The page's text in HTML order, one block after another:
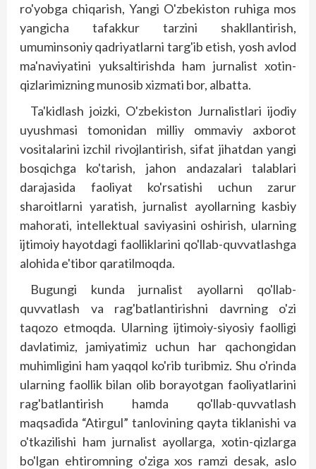
ro'yobga chiqarish, Yangi O'zbekiston ruhiga mos
yangicha tafakkur tarzini shakllantirish,
umuminsoniy qad­riyatlarni targ'ib etish, yosh avlod
ma'naviyatini yuksaltirishda ham jurnalist xotin-
qizlarimizning munosib xizmati bor, albatta.
Ta'kidlash joizki, O'zbekis­ton Jurnalistlari ijodiy
uyushmasi tomonidan milliy ommaviy axborot
vositalarini izchil rivoj­lantirish, sifat jihatdan yangi
bosqichga ko'tarish, jahon andazalari talablari
darajasida faoliyat ko'rsatishi uchun zarur
sharoitlarni yaratish, jurnalist ayollarning kasbiy
mahorati, intellektual saviyasini oshirish, ularning
ijtimoiy hayotdagi faolliklarini qo'llab-quvvatlashga
alohida e'tibor qaratilmoqda.
Bugungi kunda jurnalist ayollarni qo'llab-
quvvatlash va rag'batlantirishni davrning o'zi
taqozo etmoqda. Ularning ijtimoiy-siyosiy faolligi
davlatimiz, jamiyatimiz uchun har qachongidan
muhimligini ham yaqqol ko'rib turibmiz. Shu o'rinda
ularning faollik bilan olib borayotgan faoliyatlarini
rag'batlantirish hamda qo'llab-quvvatlash
maqsadida “Atirgul” tanlovining qayta tiklanishi va
o'tkazilishi ham jurnalist ayollarga, xotin-qizlarga
bo'lgan ehtiromning o'ziga xos ramzi desak, aslo